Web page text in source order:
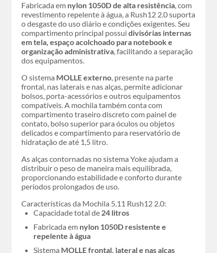
Fabricada em nylon 1050D de alta resistência, com
revestimento repelente à água, a Rush12 2.0 suporta
o desgaste do uso diário e condições exigentes. Seu
compartimento principal possui divisórias internas
em tela, espaço acolchoado para notebook e
organização administrativa, facilitando a separação
dos equipamentos.
O sistema MOLLE externo, presente na parte
frontal, nas laterais e nas alças, permite adicionar
bolsos, porta-acessórios e outros equipamentos
compatíveis. A mochila também conta com
compartimento traseiro discreto com painel de
contato, bolso superior para óculos ou objetos
delicados e compartimento para reservatório de
hidratação de até 1,5 litro.
As alças contornadas no sistema Yoke ajudam a
distribuir o peso de maneira mais equilibrada,
proporcionando estabilidade e conforto durante
períodos prolongados de uso.
Características da Mochila 5.11 Rush12 2.0:
Capacidade total de 24 litros
Fabricada em nylon 1050D resistente e
repelente à água
Sistema MOLLE frontal, lateral e nas alças